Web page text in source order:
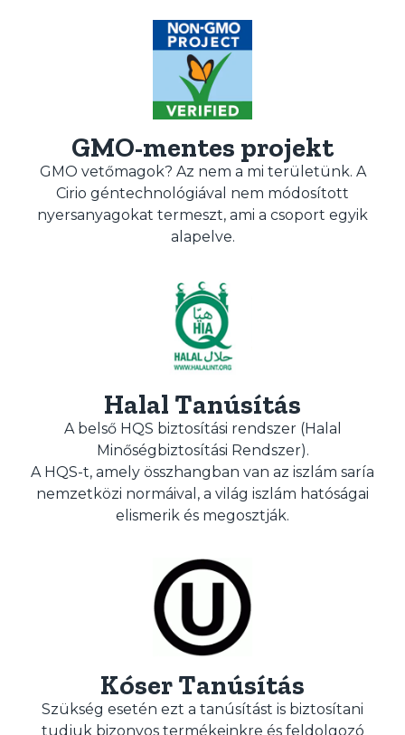
GMO-mentes projekt
GMO vetőmagok? Az nem a mi területünk. A
Cirio géntechnológiával nem módosított
nyersanyagokat termeszt, ami a csoport egyik
alapelve.
Halal Tanúsítás
A belső HQS biztosítási rendszer (Halal
Minőségbiztosítási Rendszer).
A HQS-t, amely összhangban van az iszlám saría
nemzetközi normáival, a világ iszlám hatóságai
elismerik és megosztják.
Kóser Tanúsítás
Szükség esetén ezt a tanúsítást is biztosítani
tudjuk bizonyos termékeinkre és feldolgozó